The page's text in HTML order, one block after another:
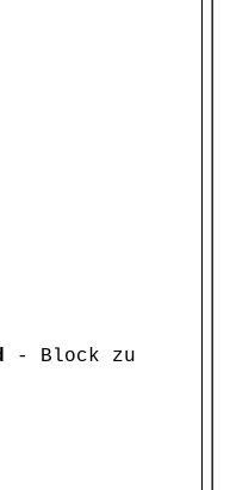
- Block zu